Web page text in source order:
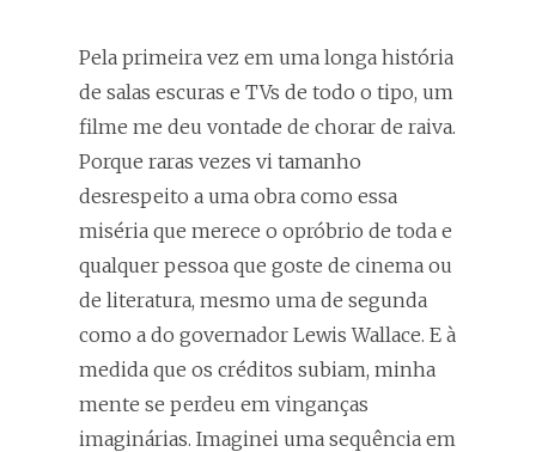
Pela primeira vez em uma longa história
de salas escuras e TVs de todo o tipo, um
filme me deu vontade de chorar de raiva.
Porque raras vezes vi tamanho
desrespeito a uma obra como essa
miséria que merece o opróbrio de toda e
qualquer pessoa que goste de cinema ou
de literatura, mesmo uma de segunda
como a do governador Lewis Wallace. E à
medida que os créditos subiam, minha
mente se perdeu em vinganças
imaginárias. Imaginei uma sequência em